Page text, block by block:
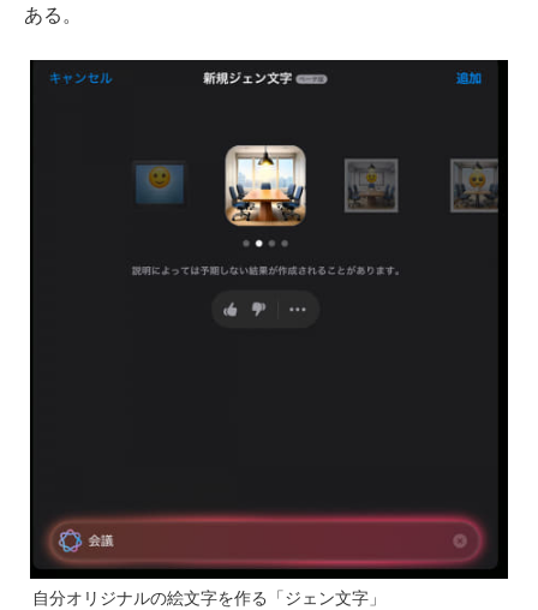
ある。
自分オリジナルの絵文字を作る「ジェン文字」